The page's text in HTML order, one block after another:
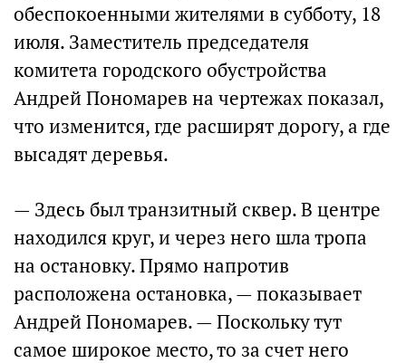
обеспокоенными жителями в субботу, 18
июля. Заместитель председателя
комитета городского обустройства
Андрей Пономарев на чертежах показал,
что изменится, где расширят дорогу, а где
высадят деревья.
— Здесь был транзитный сквер. В центре
находился круг, и через него шла тропа
на остановку. Прямо напротив
расположена остановка, — показывает
Андрей Пономарев. — Поскольку тут
самое широкое место, то за счет него